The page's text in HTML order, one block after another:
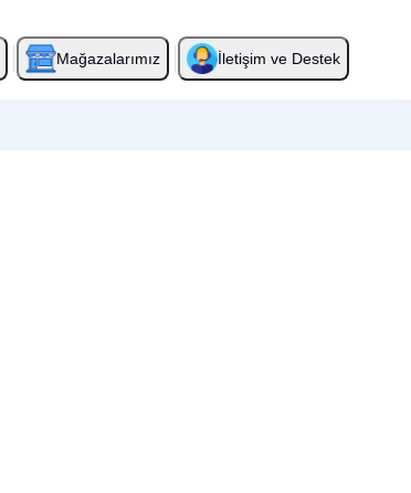
Mağazalarımız İletişim ve Destek